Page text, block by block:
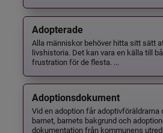
Adopterade
Alla människor behöver hitta sitt sätt
livshistoria. Det kan vara en källa till
frustration för de flesta. ...
Adoptionsdokument
Vid en adoption får
barnet, barnets bakgrund och
dokumentation från kommunens